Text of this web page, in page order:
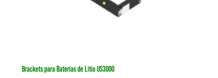
Brackets para Baterías de Litio US3000